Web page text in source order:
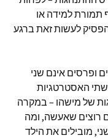
תמורת למידה או
לעשות זאת ברגע
ופרסים אינם שני
האסטרטגיות
של מישהו – במקרה
שאעשה, ומה
מובילים את הילד